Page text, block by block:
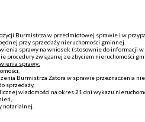
Burmistrza w przedmiotowej sprawie i w
przy sprzedaży nieruchomości gminnej.
sprawy na wniosek (stosownie do informacji w
procedury związanej ze zbyciem nieruchomości
sprawy:
Burmistrza Zatora w sprawie przeznaczenia
sprzedaży,
wiadomości na okres 21 dni wykazu
notarialnej.